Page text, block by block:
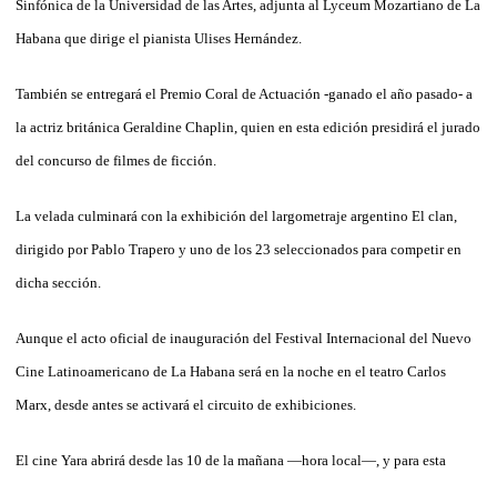
Sinfónica de la Universidad de las Artes, adjunta al Lyceum Mozartiano de La
Habana que dirige el pianista Ulises Hernández.
También se entregará el Premio Coral de Actuación -ganado el año pasado- a
la actriz británica Geraldine Chaplin, quien en esta edición presidirá el jurado
del concurso de filmes de ficción.
La velada culminará con la exhibición del largometraje argentino El clan,
dirigido por Pablo Trapero y uno de los 23 seleccionados para competir en
dicha sección.
Aunque el acto oficial de inauguración del Festival Internacional del Nuevo
Cine Latinoamericano de La Habana será en la noche en el teatro Carlos
Marx, desde antes se activará el circuito de exhibiciones.
El cine Yara abrirá desde las 10 de la mañana —hora local—, y para esta